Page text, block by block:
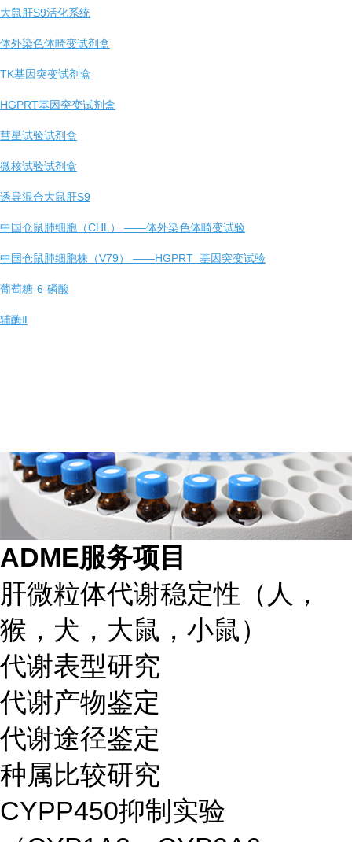
大鼠肝S9活化系统
体外染色体畸变试剂盒
TK基因突变试剂盒
HGPRT基因突变试剂盒
彗星试验试剂盒
微核试验试剂盒
诱导混合大鼠肝S9
中国仓鼠肺细胞（CHL） ——体外染色体畸变试验
中国仓鼠肺细胞株（V79） ——HGPRT 基因突变试验
葡萄糖-6-磷酸
辅酶Ⅱ
ADME服务项目
肝微粒体代谢稳定性（人，
猴，犬，大鼠，小鼠）
代谢表型研究
代谢产物鉴定
代谢途径鉴定
种属比较研究
CYPP450抑制实验